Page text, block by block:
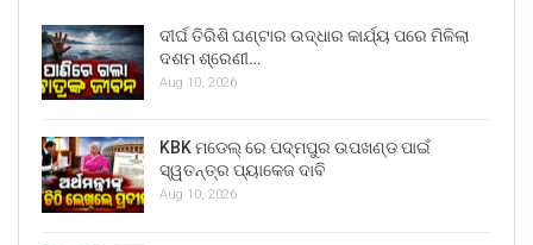
ଦୀର୍ଘ ତିରିଶି ଘଣ୍ଟାର ଉଦ୍ଧାର କାର୍ଯ୍ୟ ପରେ ମିଳିଲା
ଦଶମ ଶ୍ରେଣୀ…
Aug 10, 2026
KBK ମଡେଲ୍ ରେ ପଦ୍ମପୁର ଉପଖଣ୍ଡ ପାଇଁ
ସ୍ୱତନ୍ତ୍ର ପ୍ୟାକେଜ ଦାବି
Aug 10, 2026